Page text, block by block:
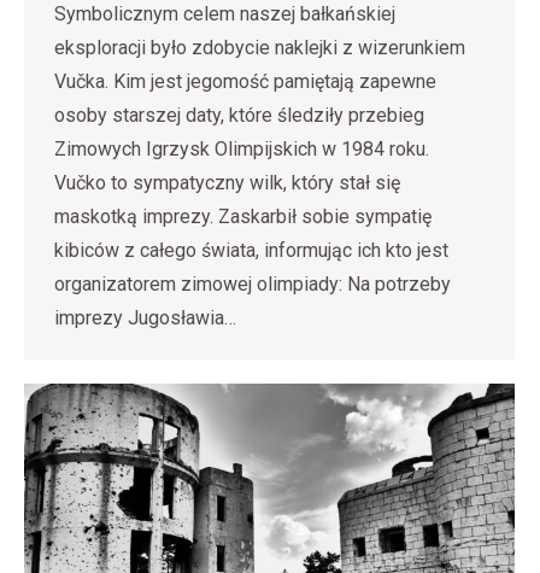
Symbolicznym celem naszej bałkańskiej
eksploracji było zdobycie naklejki z wizerunkiem
Vučka. Kim jest jegomość pamiętają zapewne
osoby starszej daty, które śledziły przebieg
Zimowych Igrzysk Olimpijskich w 1984 roku.
Vučko to sympatyczny wilk, który stał się
maskotką imprezy. Zaskarbił sobie sympatię
kibiców z całego świata, informując ich kto jest
organizatorem zimowej olimpiady: Na potrzeby
imprezy Jugosławia…